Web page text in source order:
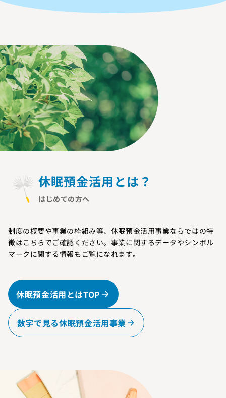
休眠預金活用とは？
はじめての方へ
制度の概要や事業の枠組み等、休眠預金活用事業ならではの特
徴はこちらでご確認ください。事業に関するデータやシンボル
マークに関する情報もご覧になれます。
休眠預金活用とはTOP
数字で見る休眠預金活用事業